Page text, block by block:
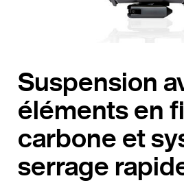
Suspension
éléments en
carbone et
serrage